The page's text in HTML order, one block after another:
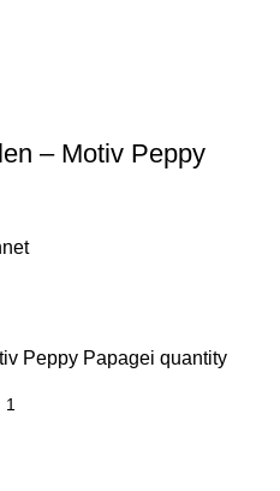
– Motiv Peppy
Peppy Papagei quantity